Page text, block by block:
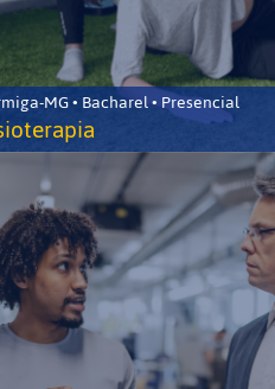
MG • Bacharel • Presencial